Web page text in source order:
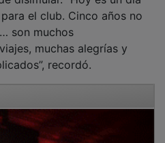
el club. Cinco años no
son muchos
muchas alegrías y
recordó.